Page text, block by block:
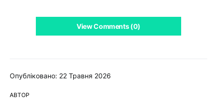
Опубліковано: 22 Травня 2026
АВТОР
View Comments (0)